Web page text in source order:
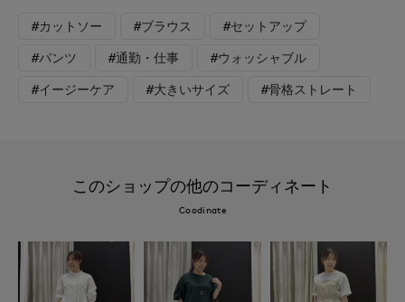
#カットソー #ブラウス #セットアップ
#パンツ #通勤・仕事 #ウォッシャブル
#イージーケア #大きいサイズ #骨格ストレート
このショップの他のコーディネート
Coodinate